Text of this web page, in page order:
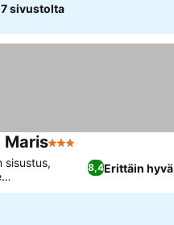
7 sivustolta
Maris3 Tähtiluokitus
8,4Erittäin hyvä
sisustus,